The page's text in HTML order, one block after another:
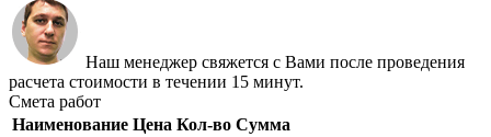
Наш менеджер свяжется с Вами после проведения
расчета стоимости в течении 15 минут.
Смета работ
Наименование Цена Кол-во Сумма